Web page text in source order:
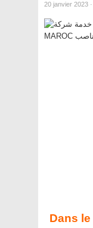
20 janvier 2023 ·
Dans